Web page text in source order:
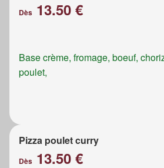
Dès 13.50 €
Base crème, fromage, boeuf,
poulet,
Pizza poulet curry
Dès 13.50 €